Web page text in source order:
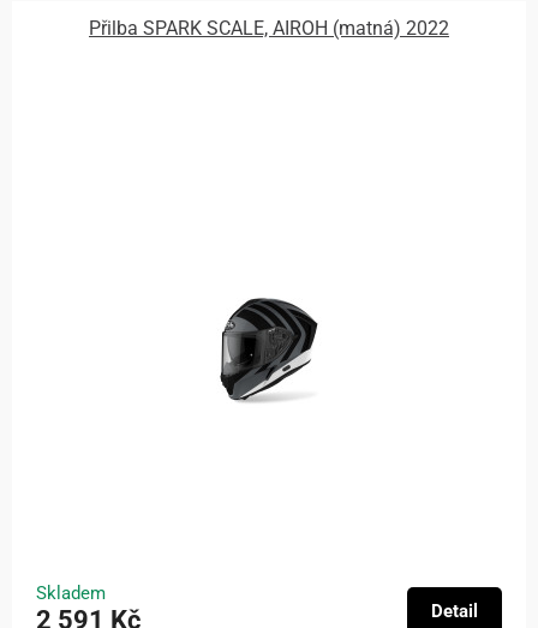
Přilba SPARK SCALE, AIROH (matná) 2022
Skladem
2 591 Kč Detail